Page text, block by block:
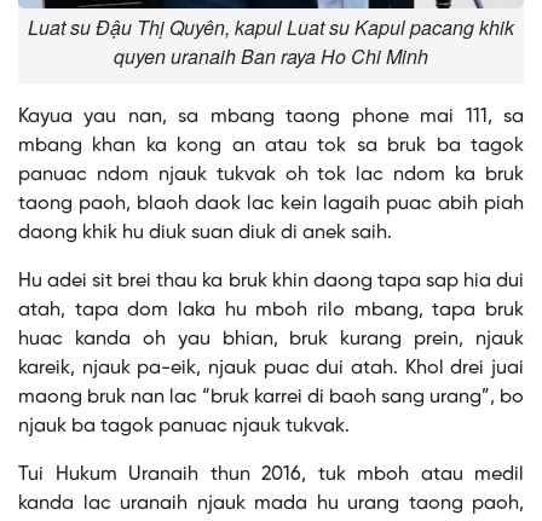
Luat su Đậu Thị Quyên, kapul Luat su Kapul pacang khik
quyen uranaih Ban raya Ho Chi Minh
Kayua yau nan, sa mbang taong phone mai 111, sa
mbang khan ka kong an atau tok sa bruk ba tagok
panuac ndom njauk tukvak oh tok lac ndom ka bruk
taong paoh, blaoh daok lac kein lagaih puac abih piah
daong khik hu diuk suan diuk di anek saih.
Hu adei sit brei thau ka bruk khin daong tapa sap hia dui
atah, tapa dom laka hu mboh rilo mbang, tapa bruk
huac kanda oh yau bhian, bruk kurang prein, njauk
kareik, njauk pa-eik, njauk puac dui atah. Khol drei juai
maong bruk nan lac “bruk karrei di baoh sang urang”, bo
njauk ba tagok panuac njauk tukvak.
Tui Hukum Uranaih thun 2016, tuk mboh atau medil
kanda lac uranaih njauk mada hu urang taong paoh,